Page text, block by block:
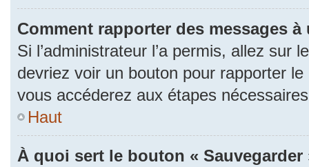
Comment rapporter des messages
Si l’administrateur l’a permis, allez sur
devriez voir un bouton pour rapporter
vous accéderez aux étapes
Haut
À quoi sert le bouton «